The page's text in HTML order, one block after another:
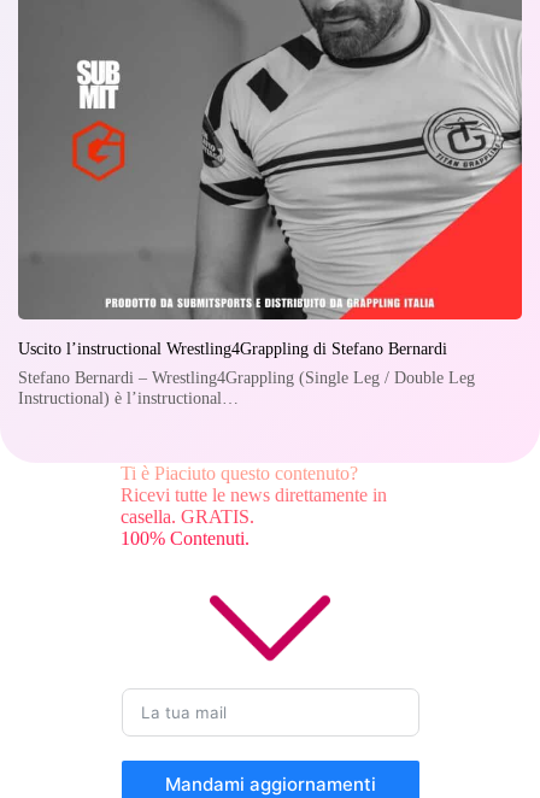
Uscito l’instructional Wrestling4Grappling di Stefano Bernardi
Stefano Bernardi – Wrestling4Grappling (Single Leg / Double Leg
Instructional) è l’instructional…
Ti è Piaciuto questo contenuto?
Ricevi tutte le news direttamente in
casella. GRATIS.
100% Contenuti.
Mandami aggiornamenti